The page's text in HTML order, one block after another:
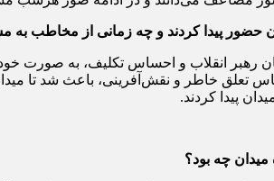
حضور پیدا کردند و چه زمانی از مخاطب به
رهبر انقلاب و احساس تکلیف، به صورت
تعلق خاطر و نقش‌آفرینی، باعث شد تا
پیدا کردند.
چه بود؟